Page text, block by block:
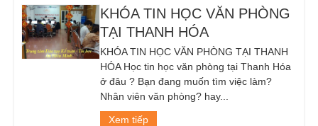
KHÓA TIN HỌC VĂN PHÒNG
TẠI THANH HÓA
KHÓA TIN HỌC VĂN PHÒNG TẠI THANH
HÓA Học tin học văn phòng tại Thanh Hóa
ở đâu ? Bạn đang muốn tìm việc làm?
Nhân viên văn phòng? hay...
Xem tiếp